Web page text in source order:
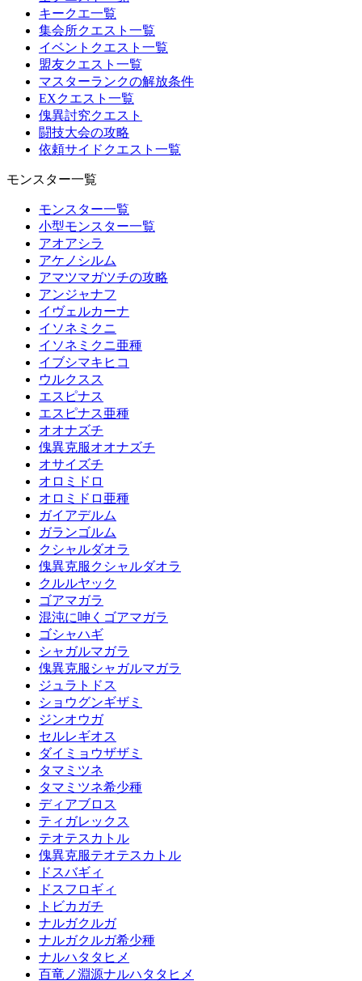
キークエ一覧
集会所クエスト一覧
イベントクエスト一覧
盟友クエスト一覧
マスターランクの解放条件
EXクエスト一覧
傀異討究クエスト
闘技大会の攻略
依頼サイドクエスト一覧
モンスター一覧
モンスター一覧
小型モンスター一覧
アオアシラ
アケノシルム
アマツマガツチの攻略
アンジャナフ
イヴェルカーナ
イソネミクニ
イソネミクニ亜種
イブシマキヒコ
ウルクスス
エスピナス
エスピナス亜種
オオナズチ
傀異克服オオナズチ
オサイズチ
オロミドロ
オロミドロ亜種
ガイアデルム
ガランゴルム
クシャルダオラ
傀異克服クシャルダオラ
クルルヤック
ゴアマガラ
混沌に呻くゴアマガラ
ゴシャハギ
シャガルマガラ
傀異克服シャガルマガラ
ジュラトドス
ショウグンギザミ
ジンオウガ
セルレギオス
ダイミョウザザミ
タマミツネ
タマミツネ希少種
ディアブロス
ティガレックス
テオテスカトル
傀異克服テオテスカトル
ドスバギィ
ドスフロギィ
トビカガチ
ナルガクルガ
ナルガクルガ希少種
ナルハタタヒメ
百竜ノ淵源ナルハタタヒメ